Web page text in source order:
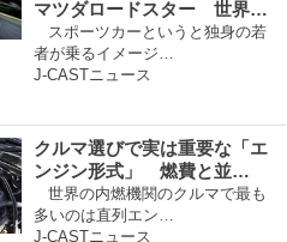
マツダロードスター 世界…
スポーツカーというと独身の若
者が乗るイメージ…
J-CASTニュース
クルマ選びで実は重要な「エ
ンジン形式」 燃費と並…
世界の内燃機関のクルマで最も
多いのは直列エン…
J-CASTニュース